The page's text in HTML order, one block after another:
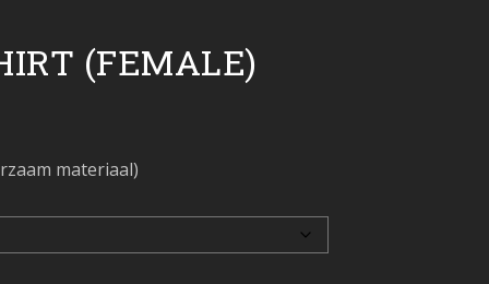
(FEMALE)
materiaal)